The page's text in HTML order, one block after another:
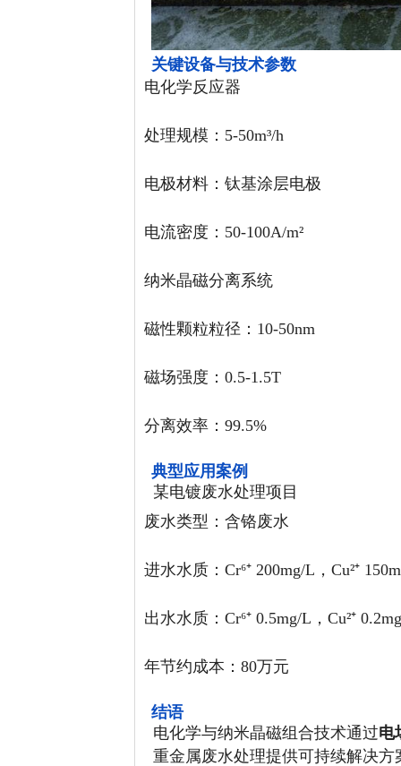
关键设备与技术参数
电化学反应器
处理规模：5-50m³/h
电极材料：钛基涂层电极
电流密度：50-100A/m²
纳米晶磁分离系统
磁性颗粒粒径：10-50nm
磁场强度：0.5-1.5T
分离效率：99.5%
典型应用案例
某电镀废水处理项目
废水类型：含铬废水
进水水质：Cr⁶⁺ 200mg/L，Cu²⁺
出水水质：Cr⁶⁺ 0.5mg/L，Cu²⁺
年节约成本：80万元
结语
电化学与纳米晶磁组合技术通过电
重金属废水处理提供可持续解决方